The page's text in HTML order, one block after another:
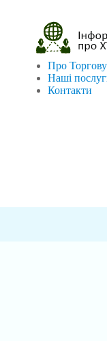
Про
Наші
Контакти